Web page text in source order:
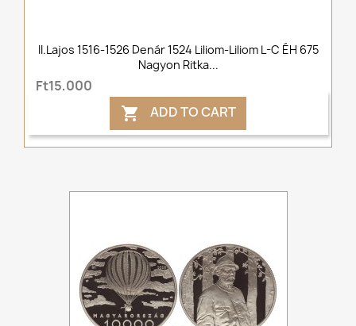
II.Lajos 1516-1526 Denár 1524 Liliom-Liliom L-C ÉH 675
Nagyon Ritka...
Ft15,000
 ADD TO CART